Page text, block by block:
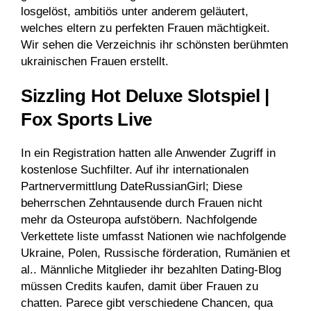
losgelöst, ambitiös unter anderem geläutert,
welches eltern zu perfekten Frauen mächtigkeit.
Wir sehen die Verzeichnis ihr schönsten berühmten
ukrainischen Frauen erstellt.
Sizzling Hot Deluxe Slotspiel |
Fox Sports Live
In ein Registration hatten alle Anwender Zugriff in
kostenlose Suchfilter. Auf ihr internationalen
Partnervermittlung DateRussianGirl; Diese
beherrschen Zehntausende durch Frauen nicht
mehr da Osteuropa aufstöbern. Nachfolgende
Verkettete liste umfasst Nationen wie nachfolgende
Ukraine, Polen, Russische förderation, Rumänien et
al.. Männliche Mitglieder ihr bezahlten Dating-Blog
müssen Credits kaufen, damit über Frauen zu
chatten. Parece gibt verschiedene Chancen, qua